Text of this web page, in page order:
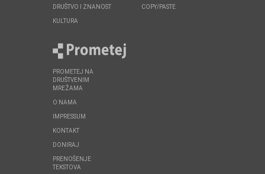
DRUŠTVO I ZNANOST
KULTURA
COPY/PASTE
PROMETEJ NA
DRUŠTVENIM
MREŽAMA
O NAMA
IMPRESSUM
KONTAKT
DONIRAJ
PRENOŠENJE
TEKSTOVA